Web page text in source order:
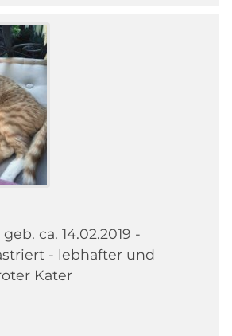
ca. 14.02.2019 -
- lebhafter und
Kater